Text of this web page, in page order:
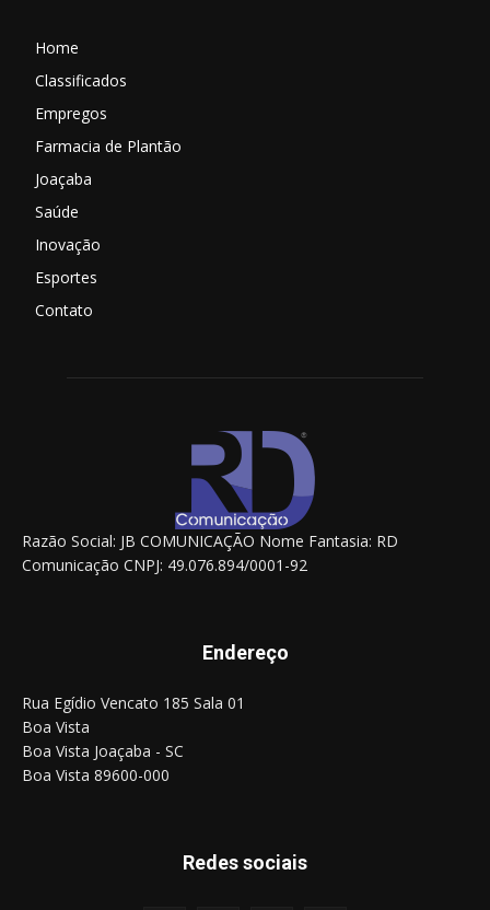
Home
Classificados
Empregos
Farmacia de Plantão
Joaçaba
Saúde
Inovação
Esportes
Contato
Razão Social: JB COMUNICAÇÃO Nome Fantasia: RD
Comunicação CNPJ: 49.076.894/0001-92
Endereço
Rua Egídio Vencato 185 Sala 01
Boa Vista
Boa Vista Joaçaba - SC
Boa Vista 89600-000
Redes sociais